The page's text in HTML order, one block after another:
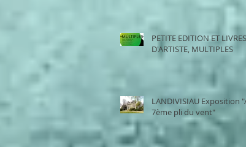
PETITE EDITION ET LIVRES
D'ARTISTE, MULTIPLES
LANDIVISIAU Exposition
7ème pli du vent"